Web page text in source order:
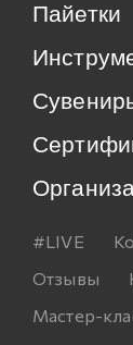
Пайетки
#LIVE
Отзывы
Мастер-